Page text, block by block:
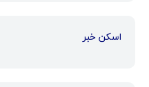
اسکن خبر